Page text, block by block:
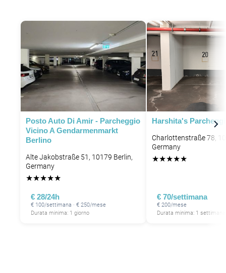
Posto Auto Di Amir - Parcheggio
Vicino A Gendarmenmarkt
Berlino
Alte Jakobstraße 51, 10179 Berlin,
Germany
★★★★★
€ 28/24h
€ 100/settimana · € 250/mese
Durata minima: 1 giorno
Harshita's
Charlottenstraße 78,
Germany
★★★★★
€ 70/settimana
€ 200/mese
Durata minima: 1 settimana